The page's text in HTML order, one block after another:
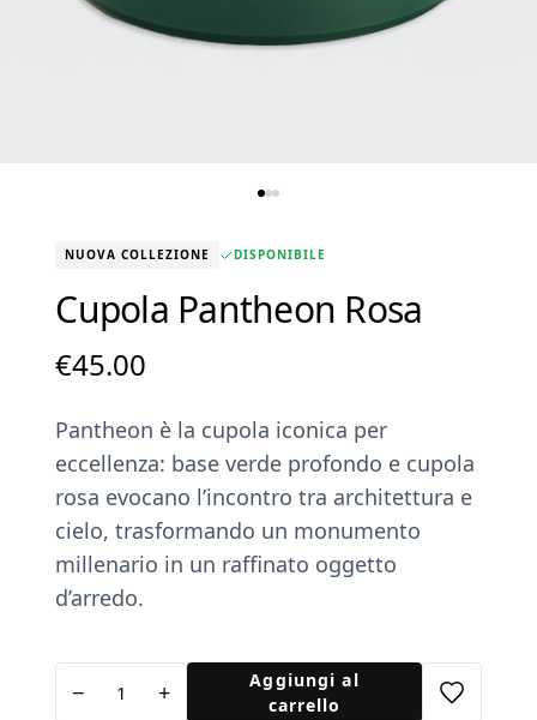
NUOVA COLLEZIONE DISPONIBILE
Cupola Pantheon Rosa
€45.00
Pantheon è la cupola iconica per
eccellenza: base verde profondo e cupola
rosa evocano l’incontro tra architettura e
cielo, trasformando un monumento
millenario in un raffinato oggetto
d’arredo.
Pantheon
− +
Aggiungi al
carrello